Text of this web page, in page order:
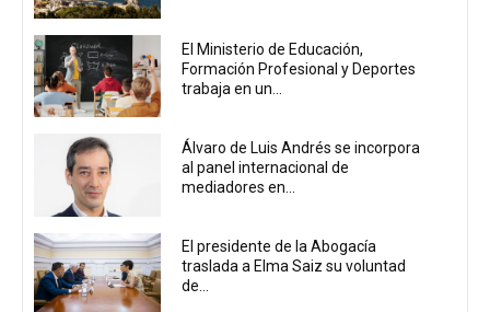
El Ministerio de Educación,
Formación Profesional y Deportes
trabaja en un...
Álvaro de Luis Andrés se incorpora
al panel internacional de
mediadores en...
El presidente de la Abogacía
traslada a Elma Saiz su voluntad
de...